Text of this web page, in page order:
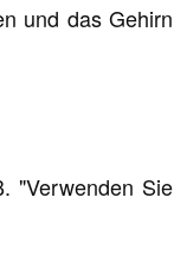
und das Gehirn
"Verwenden Sie